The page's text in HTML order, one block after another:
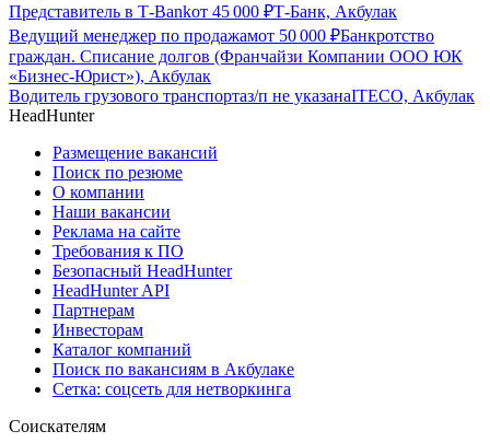
Представитель в Т-Bankот 45 000 ₽Т-Банк, Акбулак
Ведущий менеджер по продажамот 50 000 ₽Банкротство
граждан. Списание долгов (Франчайзи Компании ООО ЮК
«Бизнес-Юрист»), Акбулак
Водитель грузового транспортаз/п не указанаITECO, Акбулак
HeadHunter
Размещение вакансий
Поиск по резюме
О компании
Наши вакансии
Реклама на сайте
Требования к ПО
Безопасный HeadHunter
HeadHunter API
Партнерам
Инвесторам
Каталог компаний
Поиск по вакансиям в Акбулаке
Сетка: соцсеть для нетворкинга
Соискателям